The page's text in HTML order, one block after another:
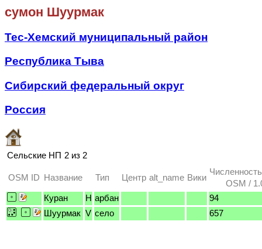
сумон Шуурмак
Тес-Хемский муниципальный район
Республика Тыва
Сибирский федеральный округ
Россия
Сельские НП 2 из 2
OSM ID Название Тип Центр alt_name Вики
OSM /
Куран
H арбан
94
Шуурмак V село 657